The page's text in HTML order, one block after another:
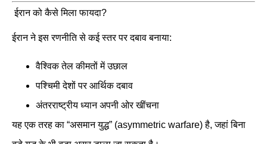
ईरान को कैसे मिला फायदा?
ईरान ने इस रणनीति से कई स्तर पर दबाव बनाया:
वैश्विक तेल कीमतों में उछाल
पश्चिमी देशों पर आर्थिक दबाव
अंतरराष्ट्रीय ध्यान अपनी ओर खींचना
यह एक तरह का “असमान युद्ध” (asymmetric warfare) है, जहां बिना